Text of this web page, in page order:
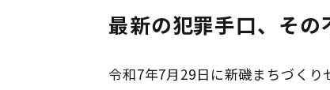
最新の犯罪手口、そ
令和7年7月29日に新磯まちづく